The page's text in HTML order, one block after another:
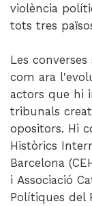
violència
tots tres
Les
com ara
actors que hi
tribunals
opositors. Hi
Històrics
Barcelona
i Associació
Polítiques del